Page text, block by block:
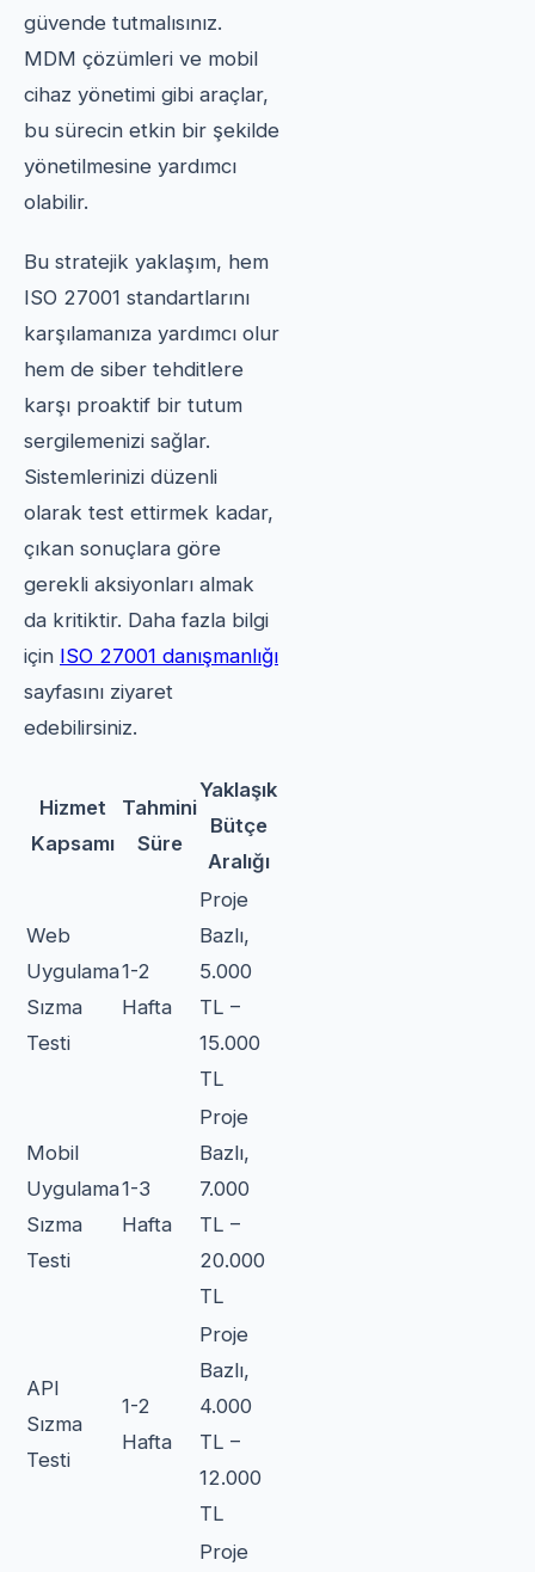
güvende tutmalısınız.
MDM çözümleri ve mobil
cihaz yönetimi gibi araçlar,
bu sürecin etkin bir şekilde
yönetilmesine yardımcı
olabilir.
Bu stratejik yaklaşım, hem
ISO 27001 standartlarını
karşılamanıza yardımcı olur
hem de siber tehditlere
karşı proaktif bir tutum
sergilemenizi sağlar.
Sistemlerinizi düzenli
olarak test ettirmek kadar,
çıkan sonuçlara göre
gerekli aksiyonları almak
da kritiktir. Daha fazla bilgi
için ISO 27001 danışmanlığı
sayfasını ziyaret
edebilirsiniz.
Hizmet
Kapsamı
Tahmini
Süre
Yaklaşık
Bütçe
Aralığı
Web
Uygulama
Sızma
Testi
1-2
Hafta
Proje
Bazlı,
5.000
TL –
15.000
TL
Mobil
Uygulama
Sızma
Testi
1-3
Hafta
Proje
Bazlı,
7.000
TL –
20.000
TL
API
Sızma
Testi
1-2
Hafta
Proje
Bazlı,
4.000
TL –
12.000
TL
Proje